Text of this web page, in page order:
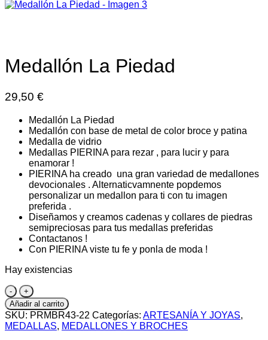
Medallón La Piedad
29,50 €
Medallón La Piedad
Medallón con base de metal de color broce y patina
Medalla de vidrio
Medallas PIERINA para rezar , para lucir y para
enamorar !
PIERINA ha creado una gran variedad de medallones
devocionales . Alternaticvamnente popdemos
personalizar un medallon para ti con tu imagen
preferida .
Diseñamos y creamos cadenas y collares de piedras
semipreciosas para tus medallas preferidas
Contactanos !
Con PIERINA viste tu fe y ponla de moda !
Hay existencias
Medallón
La
Piedad
cantidad
Añadir al carrito
SKU: PRMBR43-22 Categorías: ARTESANÍA Y JOYAS,
MEDALLAS, MEDALLONES Y BROCHES